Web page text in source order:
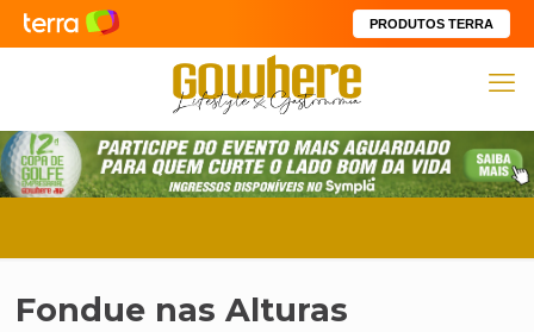
PRODUTOS TERRA
Fondue nas Alturas